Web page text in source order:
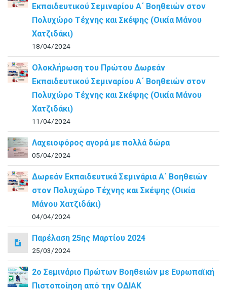
Εκπαιδευτικού Σεμιναρίου Α΄ Βοηθειών στον
Πολυχώρο Τέχνης και Σκέψης (Οικία Μάνου
Χατζιδάκι)
18/04/2024
Ολοκλήρωση του Πρώτου Δωρεάν
Εκπαιδευτικού Σεμιναρίου Α΄ Βοηθειών στον
Πολυχώρο Τέχνης και Σκέψης (Οικία Μάνου
Χατζιδάκι)
11/04/2024
Λαχειοφόρος αγορά με πολλά δώρα
05/04/2024
Δωρεάν Εκπαιδευτικά Σεμινάρια Α΄ Βοηθειών
στον Πολυχώρο Τέχνης και Σκέψης (Οικία
Μάνου Χατζιδάκι)
04/04/2024
Παρέλαση 25ης Μαρτίου 2024
25/03/2024
2ο Σεμινάριο Πρώτων Βοηθειών με Ευρωπαϊκή
Πιστοποίηση από την ΟΔΙΑΚ